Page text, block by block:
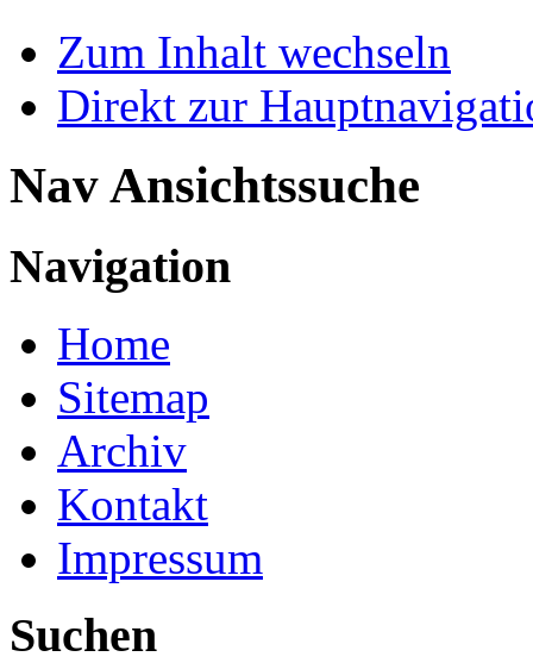
Zum Inhalt wechseln
Direkt zur
Nav Ansichtssuche
Navigation
Home
Sitemap
Archiv
Kontakt
Impressum
Suchen